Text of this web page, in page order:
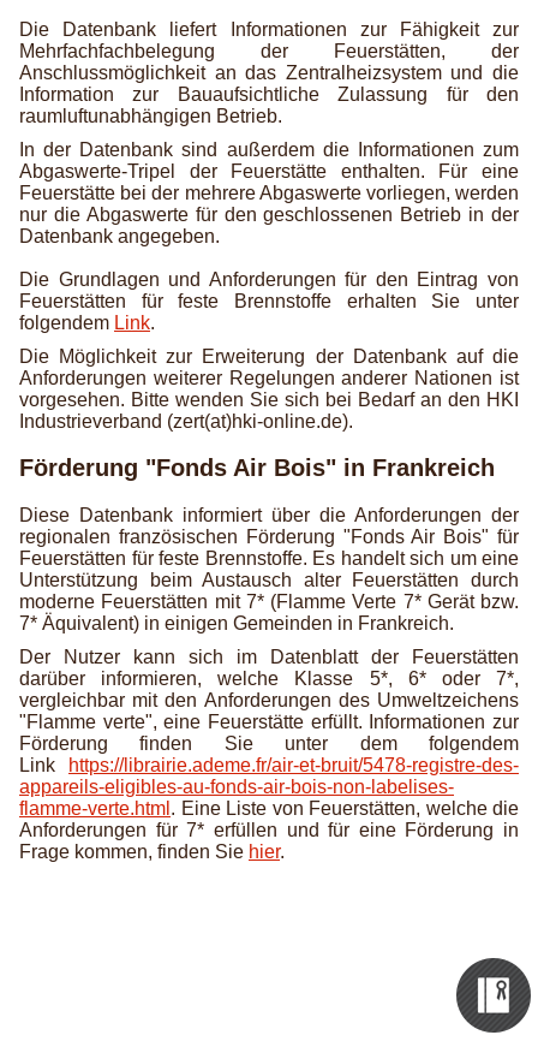
Die Datenbank liefert Informationen zur Fähigkeit zur
Mehrfachfachbelegung der Feuerstätten, der
Anschlussmöglichkeit an das Zentralheizsystem und die
Information zur Bauaufsichtliche Zulassung für den
raumluftunabhängigen Betrieb.
In der Datenbank sind außerdem die Informationen zum
Abgaswerte-Tripel der Feuerstätte enthalten. Für eine
Feuerstätte bei der mehrere Abgaswerte vorliegen, werden
nur die Abgaswerte für den geschlossenen Betrieb in der
Datenbank angegeben.
Die Grundlagen und Anforderungen für den Eintrag von
Feuerstätten für feste Brennstoffe erhalten Sie unter
folgendem Link.
Die Möglichkeit zur Erweiterung der Datenbank auf die
Anforderungen weiterer Regelungen anderer Nationen ist
vorgesehen. Bitte wenden Sie sich bei Bedarf an den HKI
Industrieverband (zert(at)hki-online.de).
Förderung "Fonds Air Bois" in Frankreich
Diese Datenbank informiert über die Anforderungen der
regionalen französischen Förderung "Fonds Air Bois" für
Feuerstätten für feste Brennstoffe. Es handelt sich um eine
Unterstützung beim Austausch alter Feuerstätten durch
moderne Feuerstätten mit 7* (Flamme Verte 7* Gerät bzw.
7* Äquivalent) in einigen Gemeinden in Frankreich.
Der Nutzer kann sich im Datenblatt der Feuerstätten
darüber informieren, welche Klasse 5*, 6* oder 7*,
vergleichbar mit den Anforderungen des Umweltzeichens
"Flamme verte", eine Feuerstätte erfüllt.
Informationen zur
Förderung finden Sie unter dem folgendem
Link
https://librairie.ademe.fr/air-et-bruit/5478-registre-des-
appareils-eligibles-au-fonds-air-bois-non-labelises-
flamme-verte.html . Eine Liste von Feuerstätten, welche die
Anforderungen für 7* erfüllen und für eine Förderung in
Frage kommen, finden Sie hier.